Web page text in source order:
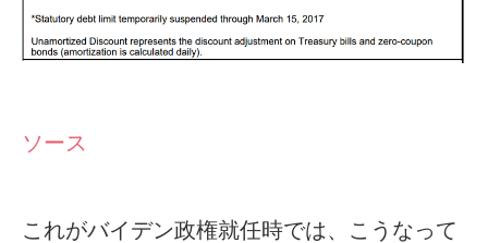
ソース
これがバイデン政権就任時では、こうなって